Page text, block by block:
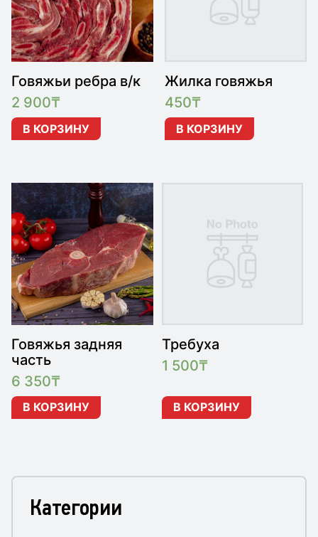
Говяжьи ребра в/к
2 900₸
В КОРЗИНУ
Жилка говяжья
450₸
В КОРЗИНУ
Говяжья задняя
часть
6 350₸
В КОРЗИНУ
Требуха
1 500₸
В КОРЗИНУ
Категории